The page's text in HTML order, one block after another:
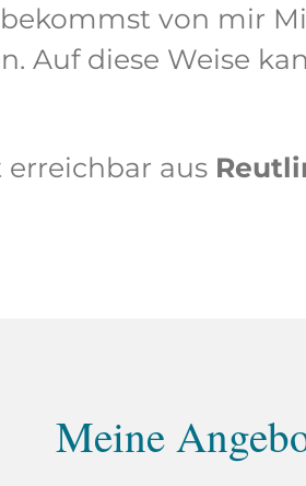
von mir
Auf diese Weise
aus
Meine